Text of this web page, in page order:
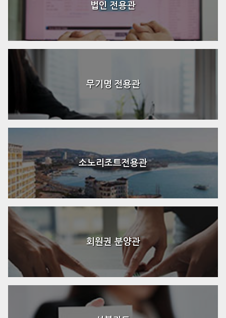
법인 전용관
무기명 전용관
소노리조트전용관
회원권 분양관